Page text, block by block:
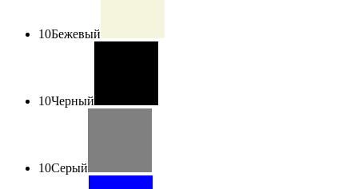
10Бежевый
10Черный
10Серый